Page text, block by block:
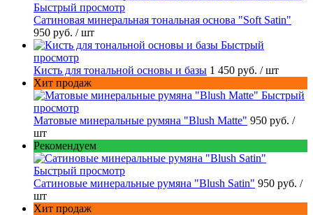
Быстрый просмотр
Сатиновая минеральная тональная основа "Soft Satin"
950 руб. / шт
Быстрый
просмотр
Кисть для тональной основы и базы 1 450 руб. / шт
Хит продаж
Быстрый
просмотр
Матовые минеральные румяна "Blush Matte" 950 руб. /
шт
Рекомендуем
Быстрый просмотр
Сатиновые минеральные румяна "Blush Satin" 950 руб. /
шт
Хит продаж